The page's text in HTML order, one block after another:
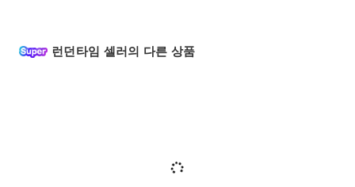
런던타임 셀러의 다른 상품